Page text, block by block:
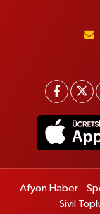
Afyon Haber
Sivil